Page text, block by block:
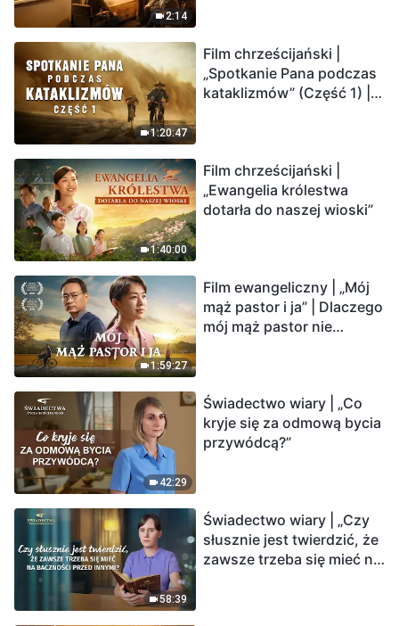
2:14
1:20:47
Film chrześcijański |
„Spotkanie Pana podczas
kataklizmów” (Część 1) |
1:40:00
Film chrześcijański |
„Ewangelia królestwa
dotarła do naszej wioski”
1:59:27
Film ewangeliczny | „Mój
mąż pastor i ja” | Dlaczego
mój mąż pastor nie
42:29
Świadectwo wiary | „Co
kryje się za odmową bycia
przywódcą?”
58:39
Świadectwo wiary | „Czy
słusznie jest twierdzić, że
zawsze trzeba się mieć na